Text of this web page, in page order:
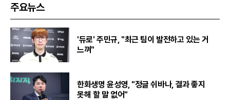
주요뉴스
'듀로' 주민규, "최근 팀이 발전하고 있는 거
느껴"
한화생명 윤성영, "정글 쉬바나, 결과 좋지
못해 할 말 없어"